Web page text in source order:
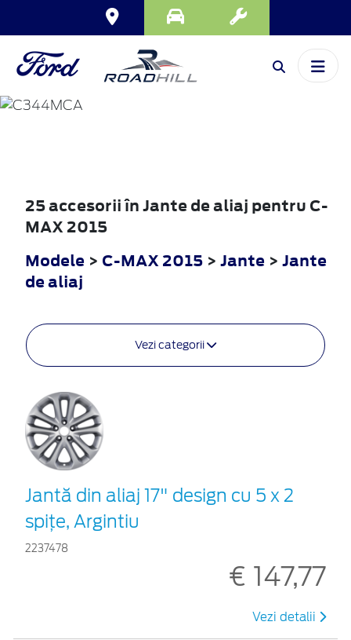
C-MAX
25 accesorii în Jante de aliaj pentru C-
MAX 2015
Modele > C-MAX 2015 > Jante > Jante
de aliaj
Vezi categorii
Jantă din aliaj 17" design cu 5 x 2
spiţe, Argintiu
2237478
€ 147,77
Vezi detalii